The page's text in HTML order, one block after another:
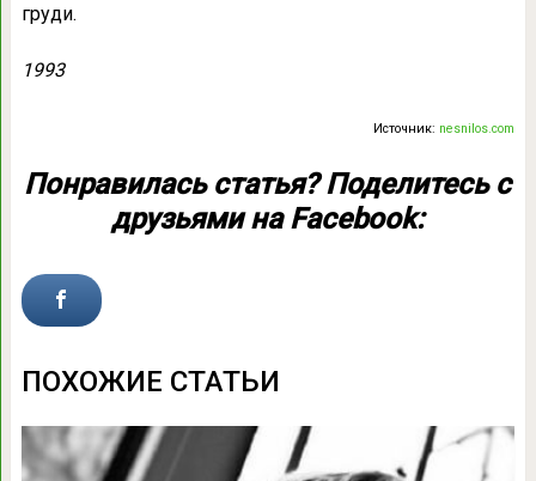
груди.
1993
Источник: nesnilos.com
Понравилась статья? Поделитесь с
друзьями на Facebook:
ПОХОЖИЕ СТАТЬИ